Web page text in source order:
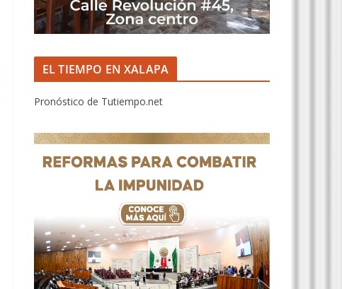
EL TIEMPO EN XALAPA
Pronóstico de Tutiempo.net